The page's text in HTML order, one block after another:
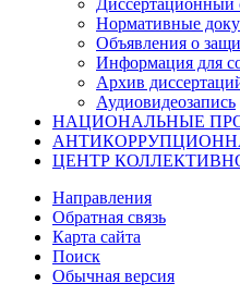
Нормативные
Объявления о
Информация для
Архив
Аудиовидеозапись
НАЦИОНАЛЬНЫЕ
ЦЕНТР
Направления
Обратная связь
Карта сайта
Поиск
Обычная версия